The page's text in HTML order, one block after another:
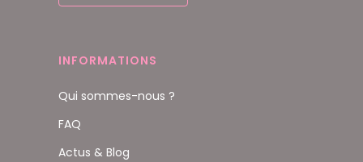
INFORMATIONS
Qui sommes-nous ?
FAQ
Actus & Blog